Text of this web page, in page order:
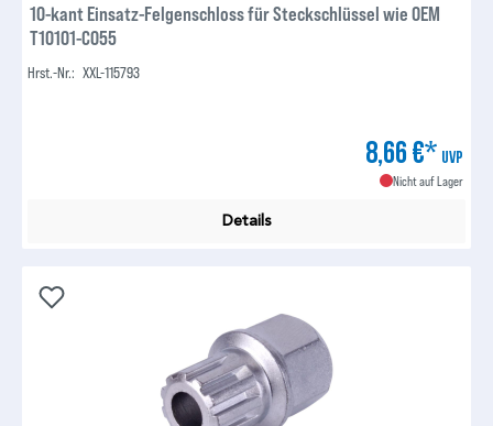
10-kant Einsatz-Felgenschloss für Steckschlüssel wie OEM
T10101-C055
Hrst.-Nr.: XXL-115793
8,66 €* UVP
Nicht auf Lager
Details